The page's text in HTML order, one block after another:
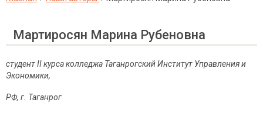
Мартиросян Марина Рубеновна
студент II курса колледжа Таганрогский Институт Управления и
Экономики,
РФ, г Таганрог